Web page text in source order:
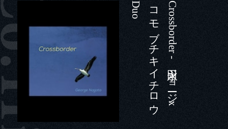
C
r
o
s
s
b
o
r
d
e
r
-
永田ジ
ョ
ージ
x
コ
モ
ブ
チ
キ
イ
チ
ロ
ウ
D
u
o